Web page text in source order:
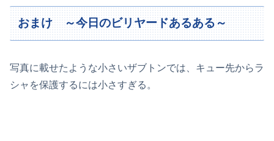
おまけ ～今日のビリヤードあるある～
写真に載せたような小さいザブトンでは、キュー先からラ
シャを保護するには小さすぎる。